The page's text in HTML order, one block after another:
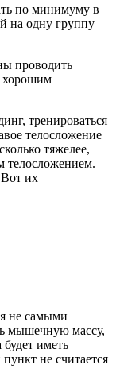
по минимуму в
на одну группу
проводить
хорошим
тренироваться
телосложение
тяжелее,
их
не самыми
мышечную массу,
иметь
не считается